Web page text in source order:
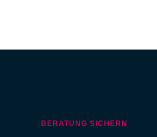
BERATUNG SICHERN